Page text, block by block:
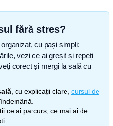
fără stres?
cu pași simpli:
vezi ce ai greșit și repeți
corect și mergi la sală cu
, cu explicații clare, cursul de
ce ai parcurs, ce mai ai de